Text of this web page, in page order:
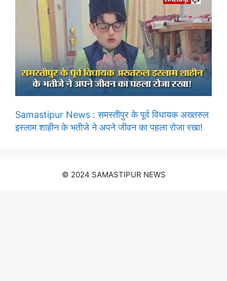
Samastipur News : समस्तीपुर के पूर्व विधायक अख्तरुल
इस्लाम शाहीन के भतीजे ने अपने जीवन का पहला रोजा रखा!
© 2024 SAMASTIPUR NEWS